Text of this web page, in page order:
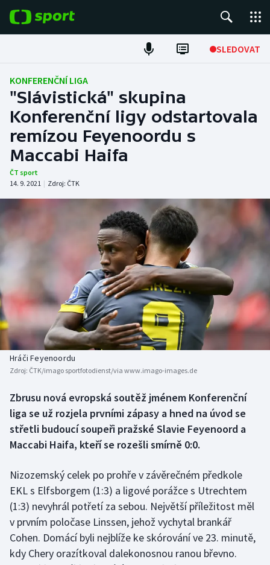
SLEDOVAT
Fotbal
Hokej
Tenis
Atletika
DALŠÍ SPORTY
Baseball a softbal
Basketbal
Biatlon
Boby a skeleton
Box
Curling
Florbal
Futsal
Golf
Historické návraty
Aplikace ČT sport
AZ kvíz
KONFERENČNÍ LIGA
"Slávistická" skupina
Konferenční ligy odstartovala
remízou Feyenoordu s
Maccabi Haifa
ČT sport
14. 9. 2021 | Zdroj: ČTK
Hráči Feyenoordu
Zdroj: ČTK/imago sportfotodienst/via www.imago-images.de
Zbrusu nová evropská soutěž jménem Konferenční
liga se už rozjela prvními zápasy a hned na úvod se
střetli budoucí soupeři pražské Slavie Feyenoord a
Maccabi Haifa, kteří se rozešli smírně 0:0.
Nizozemský celek po prohře v závěrečném předkole
EKL s Elfsborgem (1:3) a ligové porážce s Utrechtem
(1:3) nevyhrál potřetí za sebou. Největší příležitost měl
v prvním poločase Linssen, jehož vychytal brankář
Cohen. Domácí byli nejblíže ke skórování ve 23. minutě,
kdy Chery orazítkoval dalekonosnou ranou břevno.